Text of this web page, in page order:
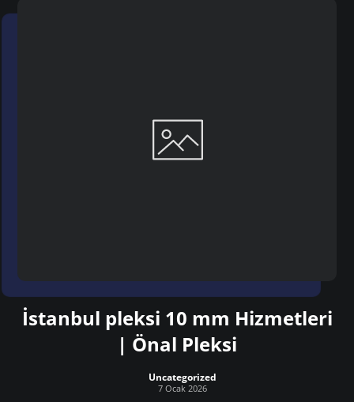
İstanbul pleksi 10 mm Hizmetleri
| Önal Pleksi
Uncategorized
7 Ocak 2026